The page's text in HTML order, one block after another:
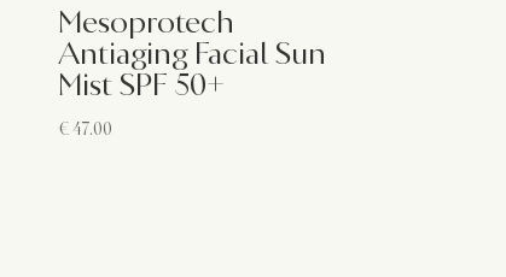
Mesoprotech
Antiaging Facial Sun
Mist SPF 50+
€47.00